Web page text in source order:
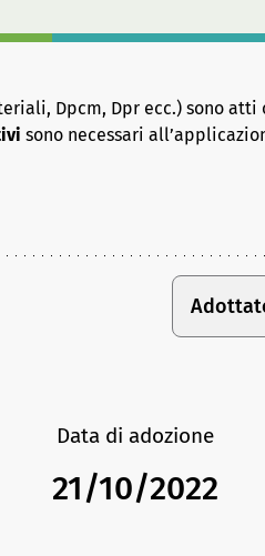
Dpcm, Dpr ecc.) sono
sono necessari
Data di adozione
21/10/2022